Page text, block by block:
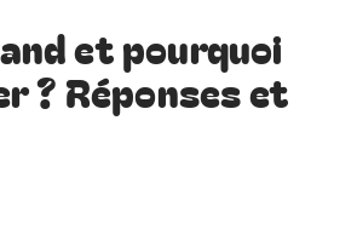
et pourquoi
? Réponses et